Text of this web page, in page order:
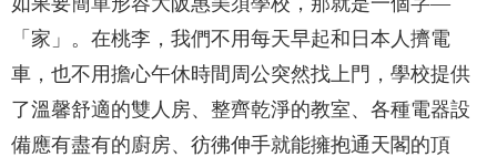
「家」。在桃李，我們不用每天早起和日本人擠電
車，也不用擔心午休時間周公突然找上門，學校提供
了溫馨舒適的雙人房、整齊乾淨的教室、各種電器設
備應有盡有的廚房、彷彿伸手就能擁抱通天閣的頂